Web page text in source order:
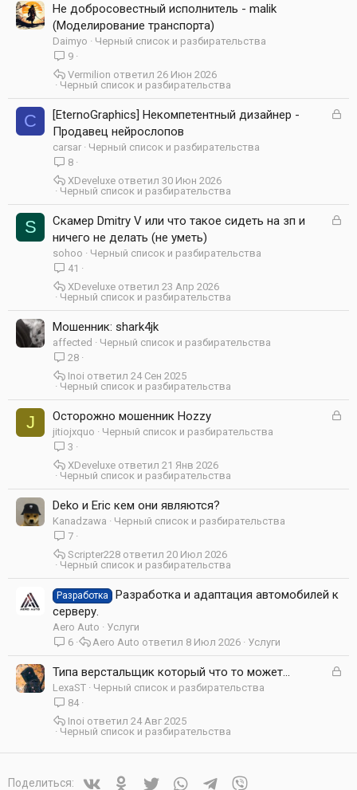
Не добросовестный исполнитель - malik
(Моделирование транспорта)
Daimyo
Черный список и разбирательства
9
Черный список и разбирательства
26 Июн 2026
Vermilion
C
З
а
[EternoGraphics] Некомпетентный дизайнер -
Продавец нейрослопов
carsar
Черный список и разбирательства
8
Черный список и разбирательства
30 Июн 2026
XDeveluxe
S
З
а
Скамер Dmitry V или что такое сидеть на зп и
ничего не делать (не уметь)
sohoo
Черный список и разбирательства
41
Черный список и разбирательства
23 Апр 2026
XDeveluxe
Мошенник: shark4jk
affected
Черный список и разбирательства
28
Черный список и разбирательства
24 Сен 2025
Inoi
J
З
т
Осторожно мошенник Hozzy
jitiojxquo
Черный список и разбирательства
3
Черный список и разбирательства
21 Янв 2026
XDeveluxe
Deko и Eric кем они являются?
Kanadzawa
Черный список и разбирательства
7
Черный список и разбирательства
20 Июл 2026
Scripter228
Разработка
Разработка и адаптация автомобилей к
серверу.
Aero Auto
Услуги
6
Услуги
8 Июл 2026
Aero Auto
З
Типа верстальщик который что то может...
LexaST
Черный список и разбирательства
84
Черный список и разбирательства
24 Авг 2025
Inoi
Поделиться: VkontakteOdnoklassniki
Twitter WhatsAppTelegram